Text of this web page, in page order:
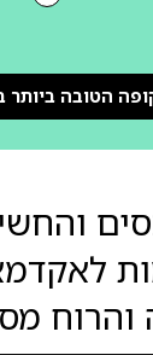
הטובה ביותר